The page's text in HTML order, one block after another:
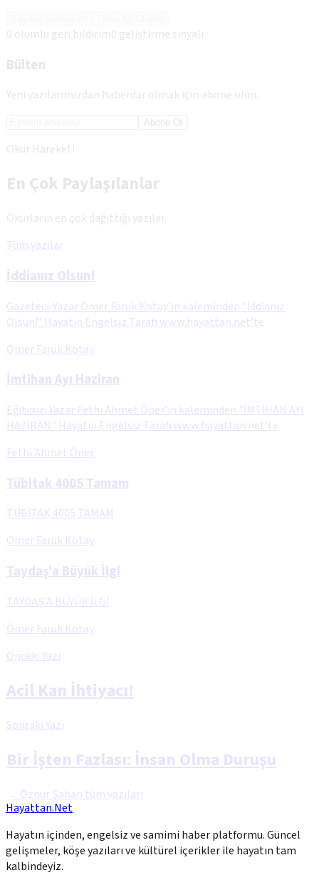
0 olumlu geri bildirim0 geliştirme sinyali
Bülten
Yeni yazılarımızdan haberdar olmak için abone olun.
Abone Ol
Okur Hareketi
En Çok Paylaşılanlar
Okurların en çok dağıttığı yazılar.
Tüm yazılar
İddianız Olsun!
Gazeteci-Yazar Ömer Faruk Kotay’ın kaleminden “İddianız
Olsun!” Hayatın Engelsiz Tarafı www.hayattan.net’te
Ömer Faruk Kotay
İmtihan Ayı Haziran
Eğitimci Yazar Fethi Ahmet Öner’in kaleminden "İMTİHAN AYI
HAZİRAN" Hayatın Engelsiz Tarafı www.hayattan.net’te
Fethi Ahmet Öner
Tübitak 4005 Tamam
TÜBİTAK 4005 TAMAM
Ömer Faruk Kotay
Taydaş'a Büyük İlgi
TAYDAŞ'A BÜYÜK İLGİ
Ömer Faruk Kotay
Önceki Yazı
Acil Kan İhtiyacı!
Sonraki Yazı
Bir İşten Fazlası: İnsan Olma Duruşu
← Öznur Şahan tüm yazıları
Hayattan.Net
Hayatın içinden, engelsiz ve samimi haber platformu. Güncel
gelişmeler, köşe yazıları ve kültürel içerikler ile hayatın tam
kalbindeyiz.